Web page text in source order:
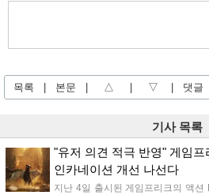
목록 본문 △ ▽ 댓글
기사 목록
"유저 의견 적극 반영" 게임프
인카네이션 개선 나선다
지난 4일 출시된 게임프리크의 액션